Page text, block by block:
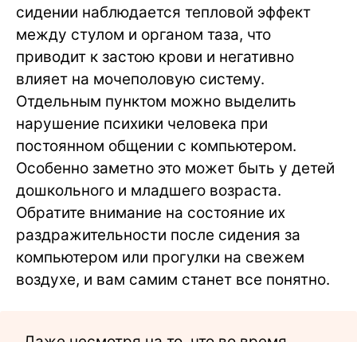
сидении наблюдается тепловой эффект
между стулом и органом таза, что
приводит к застою крови и негативно
влияет на мочеполовую систему.
Отдельным пунктом можно выделить
нарушение психики человека при
постоянном общении с компьютером.
Особенно заметно это может быть у детей
дошкольного и младшего возраста.
Обратите внимание на состояние их
раздражительности после сидения за
компьютером или прогулки на свежем
воздухе, и вам самим станет все понятно.